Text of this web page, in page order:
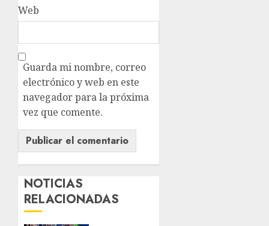
Web
Guarda mi nombre, correo
electrónico y web en este
navegador para la próxima
vez que comente.
NOTICIAS
RELACIONADAS